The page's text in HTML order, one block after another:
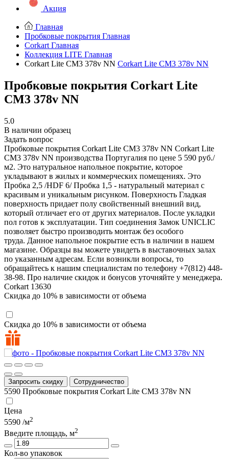
Акция
Главная
Пробковые покрытия Главная
Corkart Главная
Коллекция LITE Главная
Corkart Lite CM3 378v NN Corkart Lite CM3 378v NN
Пробковые покрытия Corkart Lite
CM3 378v NN
5.0
В наличии образец
Задать вопрос
Пробковые покрытия Corkart Lite CM3 378v NN Corkart Lite
CM3 378v NN производства Португалия по цене 5 590 руб./
м2. Это натуральное напольное покрытие, которое
укладывают в жилых и коммерческих помещениях. Это
Пробка 2,5 /HDF 6/ Пробка 1,5 - натуральный материал с
красивым и уникальным рисунком. Поверхность Гладкая
поверхность придает полу свойственный внешний вид,
который отличает его от других материалов. После укладки
пол готов к эксплуатации. Тип соединения Замок UNICLIC
позволяет быстро производить монтаж без особого
труда. Данное напольное покрытие есть в наличии в нашем
магазине. Образцы вы можете увидеть в выставочных залах
по указанным адресам. Если возникли вопросы, то
обращайтесь к нашим специалистам по телефону +7(812) 448-
38-98. Про наличие скидок и бонусов уточняйте у менеджера.
Corkart 13630
Скидка до 10% в зависимости от объема
Скидка до 10% в зависимости от объема
Запросить скидку Сотрудничество
5590 Пробковые покрытия Corkart Lite CM3 378v NN
Цена
5590 /м2
Введите площадь, м2
Кол-во упаковок